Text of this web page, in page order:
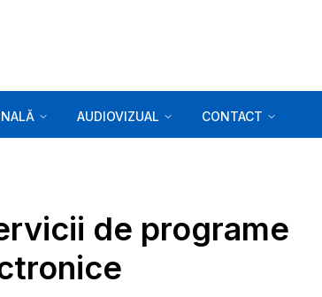
AUDIOVIZUAL CONTACT
de programe